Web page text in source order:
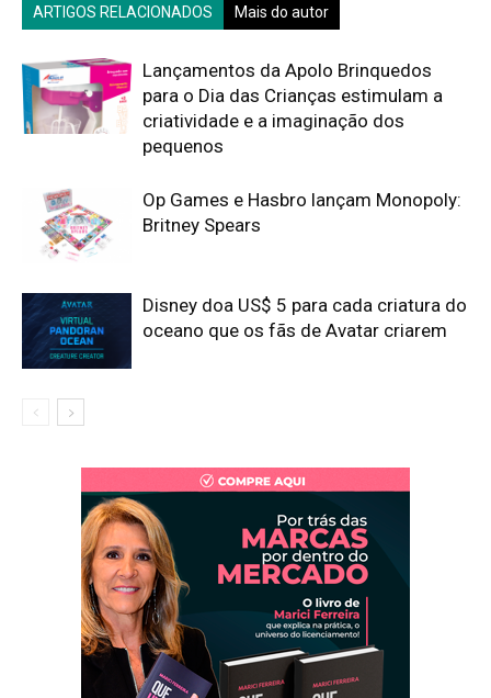
ARTIGOS RELACIONADOS Mais do autor
Lançamentos da Apolo Brinquedos
para o Dia das Crianças estimulam a
criatividade e a imaginação dos
pequenos
Op Games e Hasbro lançam Monopoly:
Britney Spears
Disney doa US$ 5 para cada criatura do
oceano que os fãs de Avatar criarem